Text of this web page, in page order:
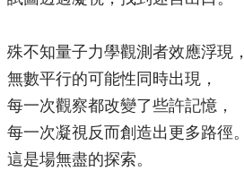
殊不知量子力學觀測者效應浮現，
無數平行的可能性同時出現，
每一次觀察都改變了些許記憶，
每一次凝視反而創造出更多路徑。
這是場無盡的探索。